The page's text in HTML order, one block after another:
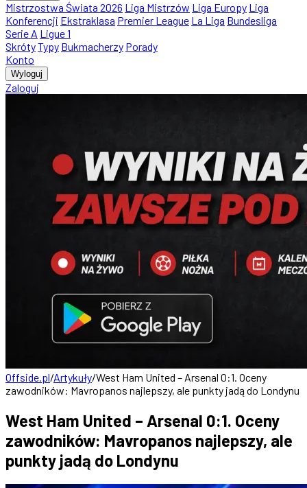
Mistrzostwa Świata 2026 Liga Mistrzów Liga Europy Liga
Konferencji Ekstraklasa Premier League La Liga Bundesliga
Serie A Ligue 1
SkrótyTypy Bukmacherzy Porady
Konto
Wyloguj
Zaloguj
Offside.pl/Artykuły/West Ham United – Arsenal 0:1. Oceny
zawodników: Mavropanos najlepszy, ale punkty jadą do Londynu
West Ham United – Arsenal 0:1. Oceny
zawodników: Mavropanos najlepszy, ale
punkty jadą do Londynu